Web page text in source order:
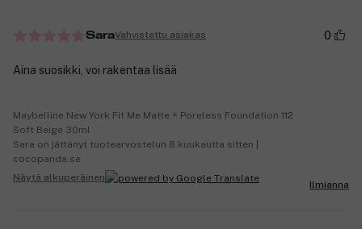
SaraVahvistettu asiakas 0
Aina suosikki, voi rakentaa lisää
Maybelline New York Fit Me Matte + Poreless Foundation 112
Soft Beige 30ml
Sara on jättänyt tuotearvostelun 8 kuukautta sitten |
cocopanda.se
Näytä alkuperäinen
Ilmianna